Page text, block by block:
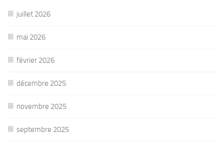
juillet 2026
mai 2026
février 2026
décembre 2025
novembre 2025
septembre 2025